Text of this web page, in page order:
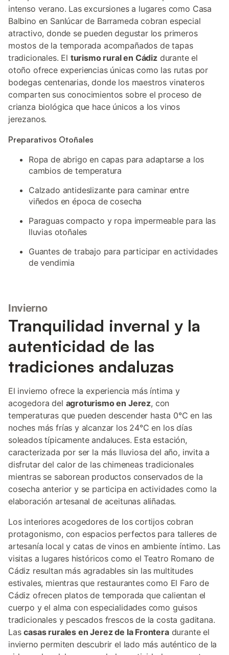
intenso verano. Las excursiones a lugares como Casa
Balbino en Sanlúcar de Barrameda cobran especial
atractivo, donde se pueden degustar los primeros
mostos de la temporada acompañados de tapas
tradicionales. El turismo rural en Cádizdurante el
otoño ofrece experiencias únicas como las rutas por
bodegas centenarias, donde los maestros vinateros
comparten sus conocimientos sobre el proceso de
crianza biológica que hace únicos a los vinos
jerezanos.
Preparativos Otoñales
Ropa de abrigo en capas para adaptarse a los
cambios de temperatura
Calzado antideslizante para caminar entre
viñedos en época de cosecha
Paraguas compacto y ropa impermeable para las
lluvias otoñales
Guantes de trabajo para participar en actividades
de vendimia
Invierno
Tranquilidad invernal y la
autenticidad de las
tradiciones andaluzas
El invierno ofrece la experiencia más íntima y
acogedora del agroturismo en Jerez, con
temperaturas que pueden descender hasta 0°C en las
noches más frías y alcanzar los 24°C en los días
soleados típicamente andaluces. Esta estación,
caracterizada por ser la más lluviosa del año, invita a
disfrutar del calor de las chimeneas tradicionales
mientras se saborean productos conservados de la
cosecha anterior y se participa en actividades como la
elaboración artesanal de aceitunas aliñadas.
Los interiores acogedores de los cortijos cobran
protagonismo, con espacios perfectos para talleres de
artesanía local y catas de vinos en ambiente íntimo. Las
visitas a lugares históricos como el Teatro Romano de
Cádiz resultan más agradables sin las multitudes
estivales, mientras que restaurantes como El Faro de
Cádiz ofrecen platos de temporada que calientan el
cuerpo y el alma con especialidades como guisos
tradicionales y pescados frescos de la costa gaditana.
Lascasas rurales en Jerez de la Fronteradurante el
invierno permiten descubrir el lado más auténtico de la